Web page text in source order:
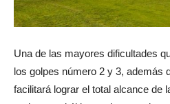
Una de las mayores dificultades
los golpes número 2 y 3, además
facilitará lograr el total alcance de